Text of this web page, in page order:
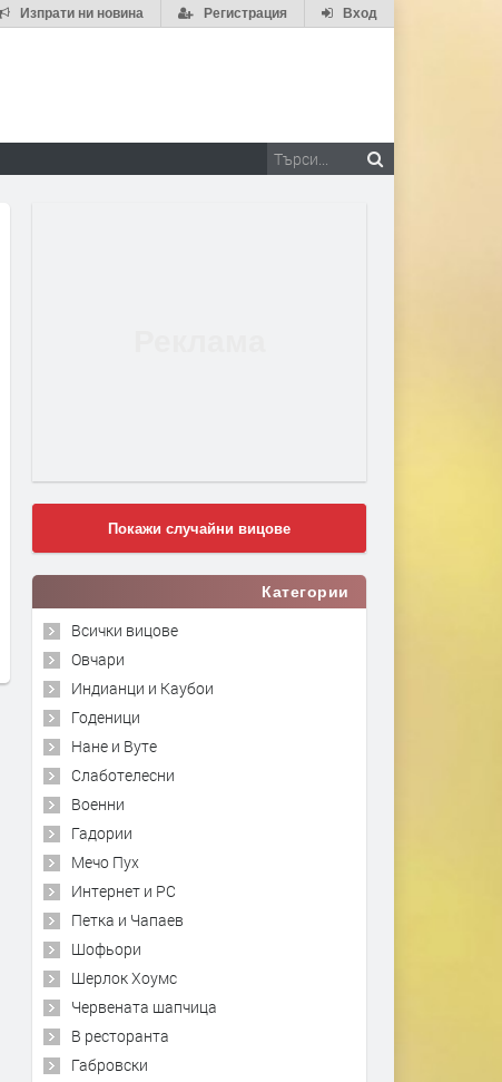
Вход
Регистрация
Изпрати ни новина
Покажи случайни вицове
Категории
Всички вицове
Овчари
Индианци и Каубои
Годеници
Нане и Вуте
Слаботелесни
Военни
Гадории
Мечо Пух
Интернет и PC
Петка и Чапаев
Шофьори
Шерлок Хоумс
Червената шапчица
В ресторанта
Габровски